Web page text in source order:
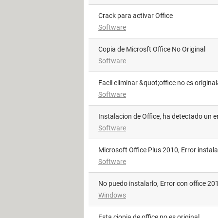
Crack para activar Office
Software
Copia de Microsft Office No Original
Software
facil eliminar &quot;office no es
Software
instalacion de Office, ha detectado un
Software
Microsoft Office Plus 2010, Error
Software
no puedo instalarlo, Error con office
Windows